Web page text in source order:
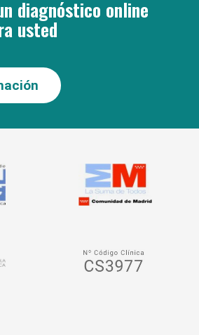
diagnóstico online
usted